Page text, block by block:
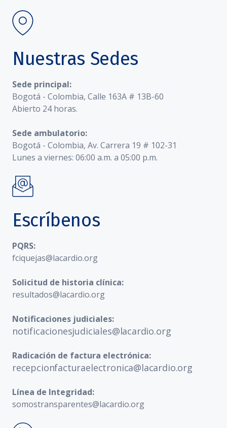
Nuestras Sedes
Sede principal:
Bogotá - Colombia, Calle 163A # 13B-60
Abierto 24 horas.
Sede ambulatorio:
Bogotá - Colombia, Av. Carrera 19 # 102-31
Lunes a viernes: 06:00 a.m. a 05:00 p.m.
Escríbenos
PQRS:
fciquejas@lacardio.org
Solicitud de historia clínica:
resultados@lacardio.org
Notificaciones judiciales:
notificacionesjudiciales@lacardio.org
Radicación de factura electrónica:
recepcionfacturaelectronica@lacardio.org
Línea de Integridad:
somostransparentes@lacardio.org